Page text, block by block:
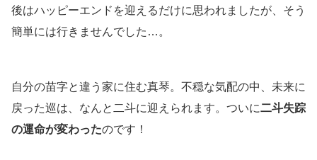
後はハッピーエンドを迎えるだけに思われましたが、そう
簡単には行きませんでした…。
自分の苗字と違う家に住む真琴。不穏な気配の中、未来に
戻った巡は、なんと二斗に迎えられます。ついに二斗失踪
の運命が変わったのです！